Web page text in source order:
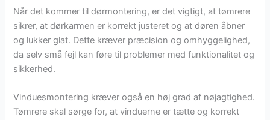
Når det kommer til dørmontering, er det vigtigt, at tømrere
sikrer, at dørkarmen er korrekt justeret og at døren åbner
og lukker glat. Dette kræver præcision og omhyggelighed,
da selv små fejl kan føre til problemer med funktionalitet og
sikkerhed.
Vinduesmontering kræver også en høj grad af nøjagtighed.
Tømrere skal sørge for, at vinduerne er tætte og korrekt